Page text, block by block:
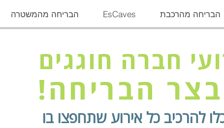
חברה חוגגים
הבריחה!
להרכיב כל אירוע שתחפצו בו
הבריחה מהמשטרה EsCaves הבריחה מהרכבת